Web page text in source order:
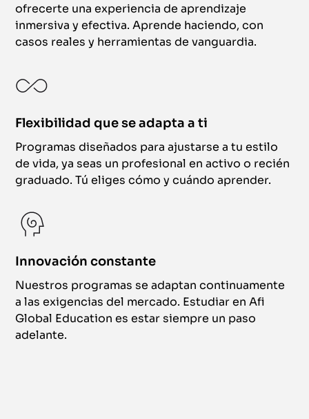
ofrecerte una experiencia de aprendizaje
inmersiva y efectiva. Aprende haciendo, con
casos reales y herramientas de vanguardia.
Flexibilidad que se adapta a ti
Programas diseñados para ajustarse a tu estilo
de vida, ya seas un profesional en activo o recién
graduado. Tú eliges cómo y cuándo aprender.
Innovación constante
Nuestros programas se adaptan continuamente
a las exigencias del mercado. Estudiar en Afi
Global Education es estar siempre un paso
adelante.